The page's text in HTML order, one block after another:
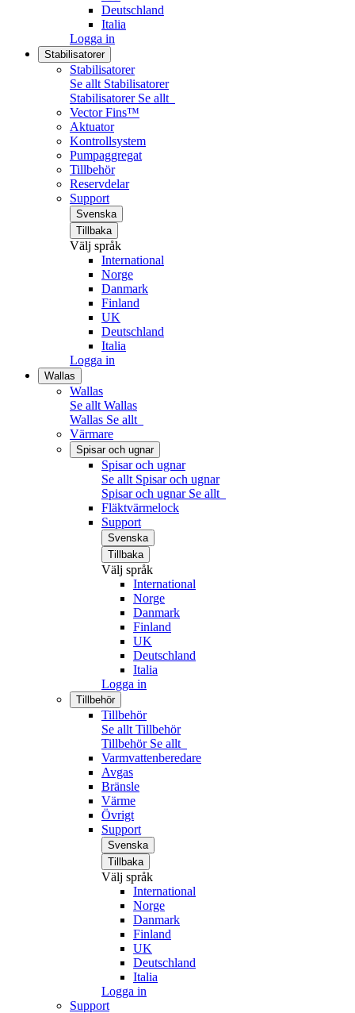
Deutschland
Italia
Logga in
Stabilisatorer
Stabilisatorer
Se allt Stabilisatorer
Stabilisatorer Se allt
Vector Fins™
Aktuator
Kontrollsystem
Pumpaggregat
Tillbehör
Reservdelar
Support
Svenska
Tillbaka
Välj språk
International
Norge
Danmark
Finland
UK
Deutschland
Italia
Logga in
Wallas
Wallas
Se allt Wallas
Wallas Se allt
Värmare
Spisar och ugnar
Spisar och ugnar
Se allt Spisar och ugnar
Spisar och ugnar Se allt
Fläktvärmelock
Support
Svenska
Tillbaka
Välj språk
International
Norge
Danmark
Finland
UK
Deutschland
Italia
Logga in
Tillbehör
Tillbehör
Se allt Tillbehör
Tillbehör Se allt
Varmvattenberedare
Avgas
Bränsle
Värme
Övrigt
Support
Svenska
Tillbaka
Välj språk
International
Norge
Danmark
Finland
UK
Deutschland
Italia
Logga in
Support